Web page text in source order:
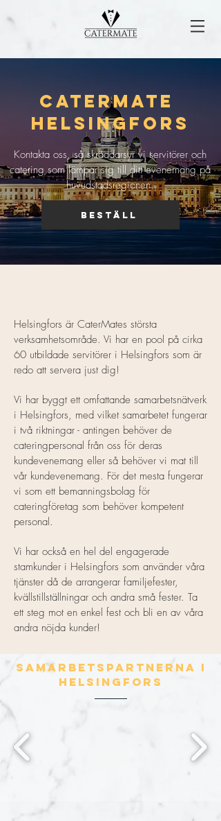
CaterMate
Helsingfors
Kontakta oss, så skräddarsyr vi servitörer och
catering som lämpar sig till ditt evenemang på
huvudstadsregionen.
Beställ
Helsingfors är CaterMates största
verksamhetsområde. Vi har en pool på cirka
60 utbildade servitörer i Helsingfors som är
redo att servera just dig!
Vi har byggt ett omfattande samarbetsnätverk
i Helsingfors, med vilket samarbetet fungerar
i två riktningar - antingen behöver de
cateringpersonal från oss för deras
kundevenemang eller så behöver vi mat till
vår kundevenemang. För det mesta fungerar
vi som ett bemanningsbolag för
cateringföretag som behöver kompetent
personal.
Vi har också en hel del engagerade
stamkunder i Helsingfors som använder våra
tjänster då de arrangerar familjefester,
kvällstillställningar och andra små fester. Ta
ett steg mot en enkel fest och bli en av våra
andra nöjda kunder!
SAMARBETSPARTNERna i
HELSINGFORS